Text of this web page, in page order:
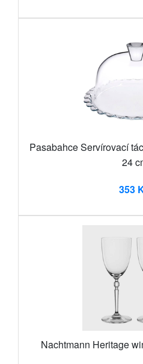
Pasabahce Servírovací
24
353
Nachtmann Heritage